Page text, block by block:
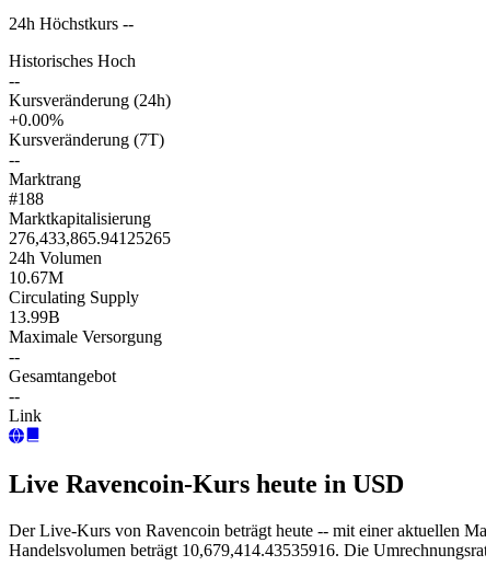
24h Höchstkurs --
Historisches Hoch
--
Kursveränderung (24h)
+0.00%
Kursveränderung (7T)
--
Marktrang
#188
Marktkapitalisierung
276,433,865.94125265
24h Volumen
10.67M
Circulating Supply
13.99B
Maximale Versorgung
--
Gesamtangebot
--
Link
Live Ravencoin-Kurs heute in USD
Der Live-Kurs von Ravencoin beträgt heute -- mit einer aktuellen
Handelsvolumen beträgt 10,679,414.43535916. Die